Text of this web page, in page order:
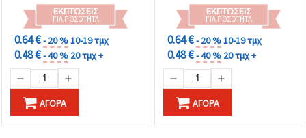
ΕΚΠΤΏΣΕΙΣ
ΓΙΑ ΠΟΣΌΤΗΤΑ
0.64 €- 20 %10-19 τμχ
0.48 €- 40 % 20 τμχ +
ΑΓΟΡΆ
ΕΚΠΤΏΣΕΙΣ
ΓΙΑ ΠΟΣΌΤΗΤΑ
0.64 €- 20 %10-19 τμχ
0.48 €- 40 % 20 τμχ +
ΑΓΟΡΆ